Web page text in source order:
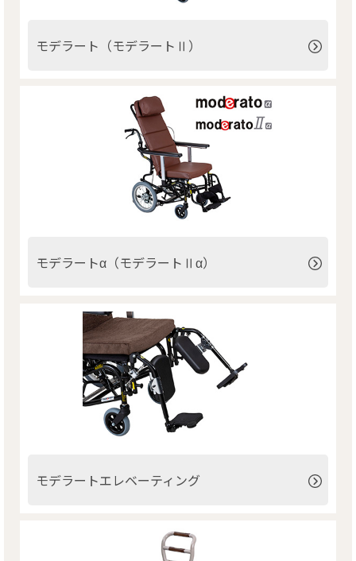
モデラート（モデラートⅡ）
モデラートα（モデラートⅡα）
モデラートエレベーティング